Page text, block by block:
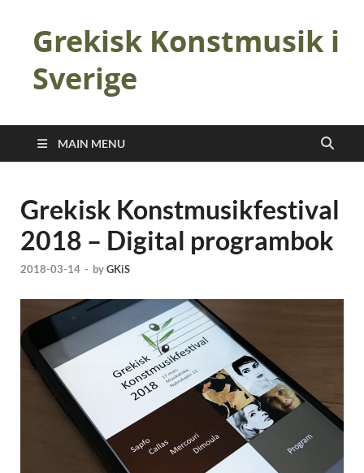
Grekisk Konstmusik i
Sverige
MAIN MENU
Grekisk Konstmusikfestival
2018 – Digital programbok
2018-03-14 - byGKiS